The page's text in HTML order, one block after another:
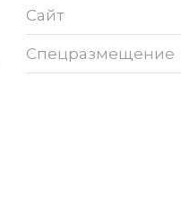
Сайт
Спецразмещение